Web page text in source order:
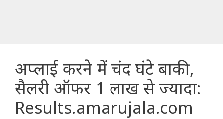
अप्लाई करने में चंद घंटे बाकी,
सैलरी ऑफर 1 लाख से ज्यादा:
Results.amarujala.com